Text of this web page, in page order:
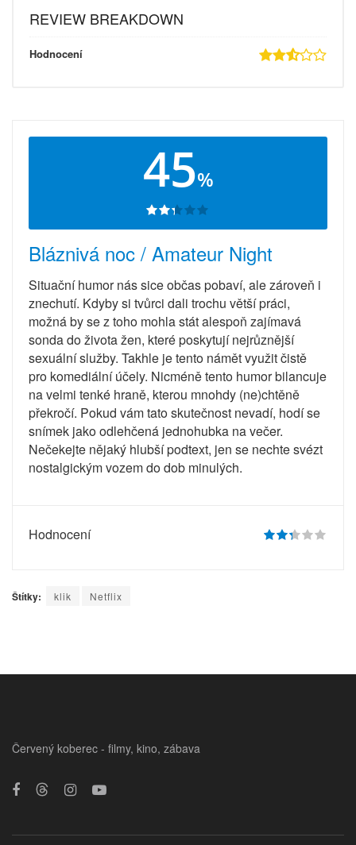
REVIEW BREAKDOWN
Hodnocení
45%
Bláznivá noc / Amateur Night
Situační humor nás sice občas pobaví, ale zároveň i
znechutí. Kdyby si tvůrci dali trochu větší práci,
možná by se z toho mohla stát alespoň zajímavá
sonda do života žen, které poskytují nejrůznější
sexuální služby. Takhle je tento námět využit čistě
pro komediální účely. Nicméně tento humor bilancuje
na velmi tenké hraně, kterou mnohdy (ne)chtěně
překročí. Pokud vám tato skutečnost nevadí, hodí se
snímek jako odlehčená jednohubka na večer.
Nečekejte nějaký hlubší podtext, jen se nechte svézt
nostalgickým vozem do dob minulých.
Hodnocení
Štítky: klik Netflix
Červený koberec - filmy, kino, zábava